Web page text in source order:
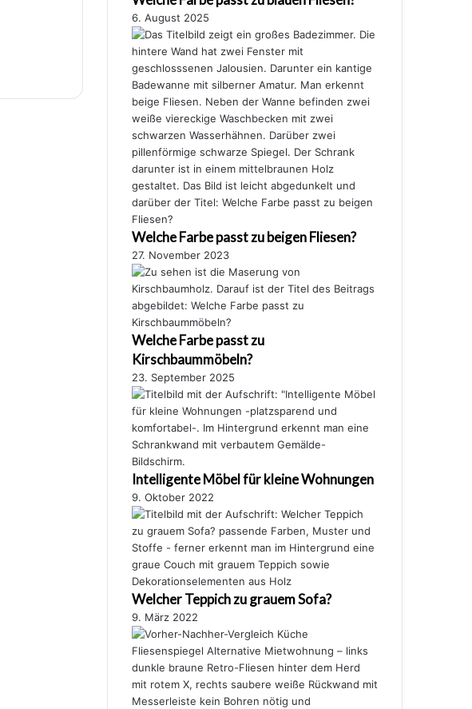
6. August 2025
Welche Farbe passt zu beigen Fliesen?
27. November 2023
Welche Farbe passt zu
Kirschbaummöbeln?
23. September 2025
Intelligente Möbel für kleine Wohnungen
9. Oktober 2022
Welcher Teppich zu grauem Sofa?
9. März 2022